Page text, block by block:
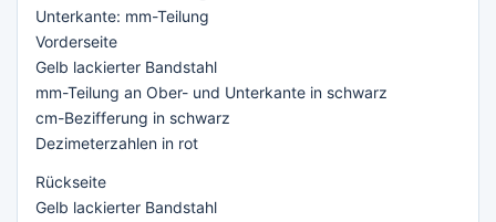
Unterkante: mm-Teilung
Vorderseite
Gelb lackierter Bandstahl
mm-Teilung an Ober- und Unterkante in schwarz
cm-Bezifferung in schwarz
Dezimeterzahlen in rot
Rückseite
Gelb lackierter Bandstahl